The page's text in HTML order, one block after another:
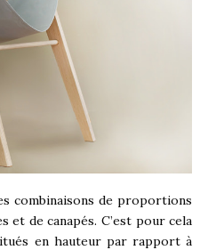
combinaisons de proportions
et de canapés. C’est pour cela
en hauteur par rapport à